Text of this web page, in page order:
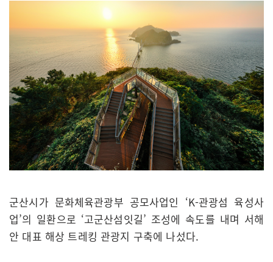
군산시가 문화체육관광부 공모사업인 ‘K-관광섬 육성사
업’의 일환으로 ‘고군산섬잇길’ 조성에 속도를 내며 서해
안 대표 해상 트레킹 관광지 구축에 나섰다.